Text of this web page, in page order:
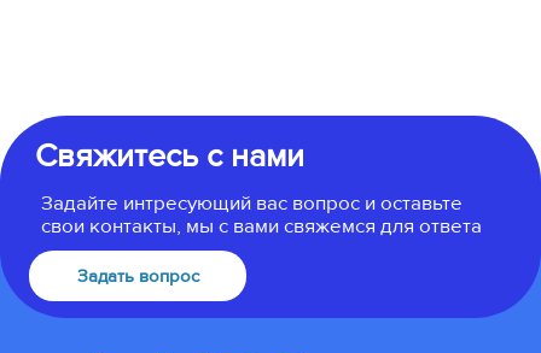
Свяжитесь с нами
Задайте интресующий вас вопрос и оставьте
свои контакты, мы с вами свяжемся для ответа
Задать вопрос